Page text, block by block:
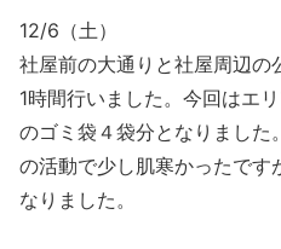
12/6（土）
社屋前の大通りと社屋周辺の
1時間行いました。今回はエ
のゴミ袋４袋分となりまし
の活動で少し肌寒かったです
なりました。